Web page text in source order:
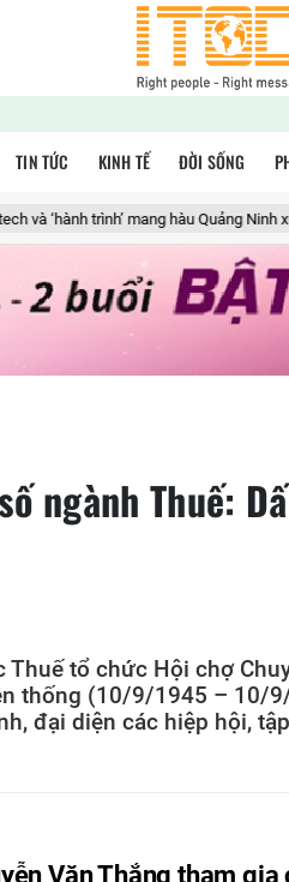
TIN TỨC KINH TẾ ĐỜI SỐNG
mang hàu Quảng Ninh xuất khẩu?
ngành Thuế:
Thuế tổ chức Hội chợ
thống (10/9/1945 – 10/
đại diện các hiệp hội,
Văn Thắng tham